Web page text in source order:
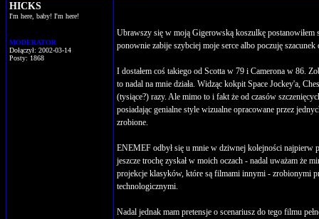
HICKS
I'm here, baby! I'm here!
MODERATOR
Dołączył: 2002-03-14
Posty: 1868
Ubrawszy się w moją Gigerowską koszulkę postanowiłem
ponownie zabije szybciej moje serce albo poczuję
I dostałem coś takiego od Scotta w 79 i Camerona w 86.
to nadal na mnie działa. Widząc kokpit Space Jockey'a,
(tysiące?) razy. Ale mimo to i fakt że od czasów
posiadając genialne style wizualne opracowane przez
zrobione.
ENEMEF odbył się u mnie w dziwnej kolejności najpierw
jeszcze trochę zyskał w moich oczach - nadal uważam że
projekcje klasyków, które są filmami innymi - zrobionymi
technologicznymi.
Nadal jednak mam pretensje o scenariusz do tego filmu